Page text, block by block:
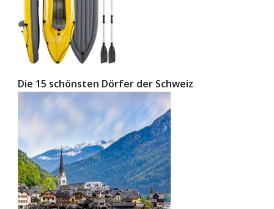
Die 15 schönsten Dörfer der Schweiz